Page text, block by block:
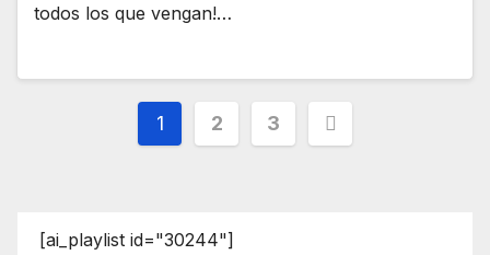
todos los que vengan!…
Paginación
1 2 3
[ai_playlist id="30244"]